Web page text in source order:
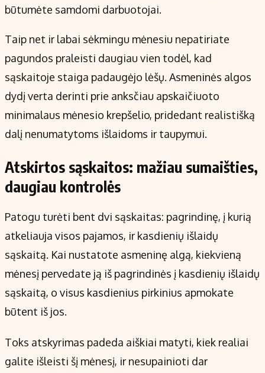
būtumėte samdomi darbuotojai.
Taip net ir labai sėkmingu mėnesiu nepatiriate
pagundos praleisti daugiau vien todėl, kad
sąskaitoje staiga padaugėjo lėšų. Asmeninės algos
dydį verta derinti prie anksčiau apskaičiuoto
minimalaus mėnesio krepšelio, pridedant realistišką
dalį nenumatytoms išlaidoms ir taupymui.
Atskirtos sąskaitos: mažiau sumaišties,
daugiau kontrolės
Patogu turėti bent dvi sąskaitas: pagrindinę, į kurią
atkeliauja visos pajamos, ir kasdienių išlaidų
sąskaitą. Kai nustatote asmeninę algą, kiekvieną
mėnesį pervedate ją iš pagrindinės į kasdienių išlaidų
sąskaitą, o visus kasdienius pirkinius apmokate
būtent iš jos.
Toks atskyrimas padeda aiškiai matyti, kiek realiai
galite išleisti šį mėnesį, ir nesupainioti dar